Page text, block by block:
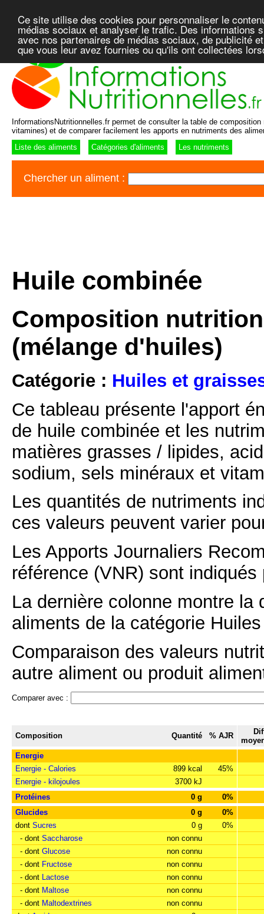
Ce site utilise des cookies pour personnaliser le
médias sociaux et analyser le trafic. Des informations
avec nos partenaires de médias sociaux, de publicité
que vous leur avez fournies ou qu'ils ont collectées
InformationsNutritionnelles.fr permet de consulter la table de
vitamines) et de comparer facilement les apports en nutriments des
Liste des aliments
Catégories d'aliments Les nutriments
Chercher un aliment :
Huile combinée
Composition
(mélange d'huiles)
Catégorie : Huiles et
Ce tableau présente l'apport
de huile combinée et les
matières grasses / lipides,
sodium, sels minéraux et
Les quantités de nutriments
ces valeurs peuvent varier
Les Apports Journaliers
référence (VNR) sont
La dernière colonne montre
aliments de la catégorie
Comparaison des valeurs
autre aliment ou produit
Comparer avec :
Composition Quantité % AJR
Energie
Energie - Calories
899 kcal
45%
Energie - kilojoules
3700 kJ
Protéines
0 g
0%
Glucides
0 g
0%
dont Sucres 0 g
0%
- dont Saccharose
non connu
- dont Glucose
non connu
- dont Fructose
non connu
- dont Lactose
non connu
- dont Maltose
non connu
- dont Maltodextrines
non connu